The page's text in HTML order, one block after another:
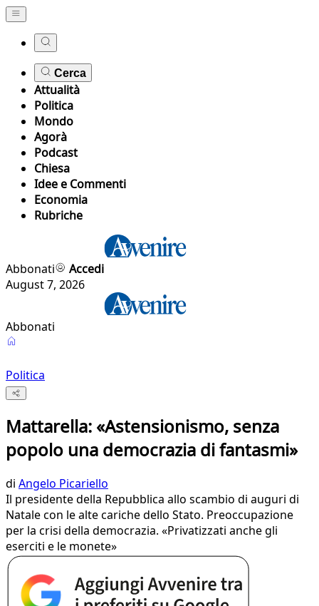
Cerca
Attualità
Politica
Mondo
Agorà
Podcast
Chiesa
Idee e Commenti
Economia
Rubriche
Abbonati
Accedi
August 7, 2026
Abbonati
Politica
Mattarella: «Astensionismo, senza
popolo una democrazia di fantasmi»
di Angelo Picariello
Il presidente della Repubblica allo scambio di auguri di
Natale con le alte cariche dello Stato. Preoccupazione
per la crisi della democrazia. «Privatizzati anche gli
eserciti e le monete»